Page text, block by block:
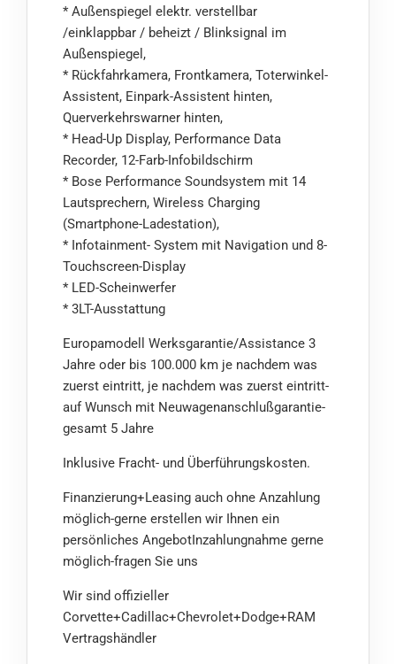
* Außenspiegel elektr. verstellbar
/einklappbar / beheizt / Blinksignal im
Außenspiegel,
* Rückfahrkamera, Frontkamera, Toterwinkel-
Assistent, Einpark-Assistent hinten,
Querverkehrswarner hinten,
* Head-Up Display, Performance Data
Recorder, 12-Farb-Infobildschirm
* Bose Performance Soundsystem mit 14
Lautsprechern, Wireless Charging
(Smartphone-Ladestation),
* Infotainment- System mit Navigation und 8-
Touchscreen-Display
* LED-Scheinwerfer
* 3LT-Ausstattung
Europamodell Werksgarantie/Assistance 3
Jahre oder bis 100.000 km je nachdem was
zuerst eintritt, je nachdem was zuerst eintritt-
auf Wunsch mit Neuwagenanschlußgarantie-
gesamt 5 Jahre
Inklusive Fracht- und Überführungskosten.
Finanzierung+Leasing auch ohne Anzahlung
möglich-gerne erstellen wir Ihnen ein
persönliches AngebotInzahlungnahme gerne
möglich-fragen Sie uns
Wir sind offizieller
Corvette+Cadillac+Chevrolet+Dodge+RAM
Vertragshändler